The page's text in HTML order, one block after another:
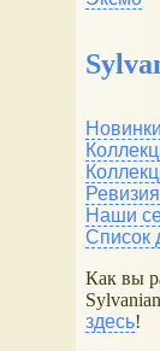
Наши
Список
Как вы
здесь!